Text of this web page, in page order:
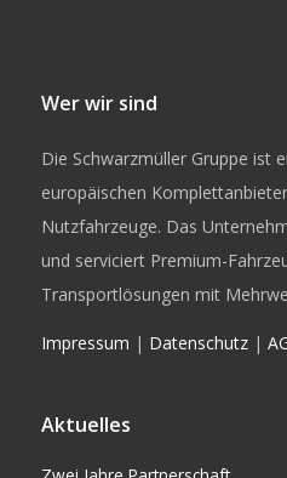
Wer wir sind
Die Schwarzmüller Gruppe ist
europäischen
Nutzfahrzeuge. Das
und serviciert Premium-
Transportlösungen mit
Impressum | Datenschutz|
Aktuelles